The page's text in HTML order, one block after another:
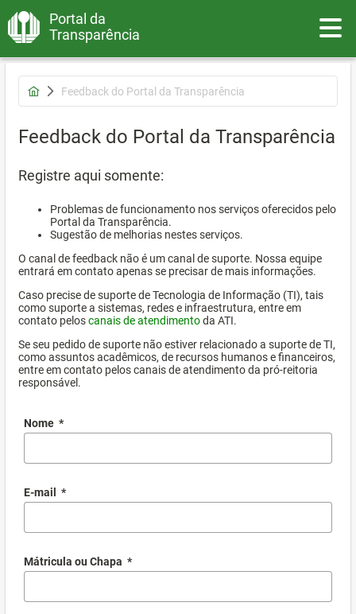
Portal da
Transparência
Feedback do Portal da Transparência
Feedback do Portal da Transparência
Registre aqui somente:
Problemas de funcionamento nos serviços oferecidos pelo
Portal da Transparência.
Sugestão de melhorias nestes serviços.
O canal de feedback não é um canal de suporte. Nossa equipe
entrará em contato apenas se precisar de mais informações.
Caso precise de suporte de Tecnologia de Informação (TI), tais
como suporte a sistemas, redes e infraestrutura, entre em
contato peloscanais de atendimentoda ATI.
Se seu pedido de suporte não estiver relacionado a suporte de TI,
como assuntos acadêmicos, de recursos humanos e financeiros,
entre em contato pelos canais de atendimento da pró-reitoria
responsável.
Nome *
E-mail *
Mátricula ou Chapa *